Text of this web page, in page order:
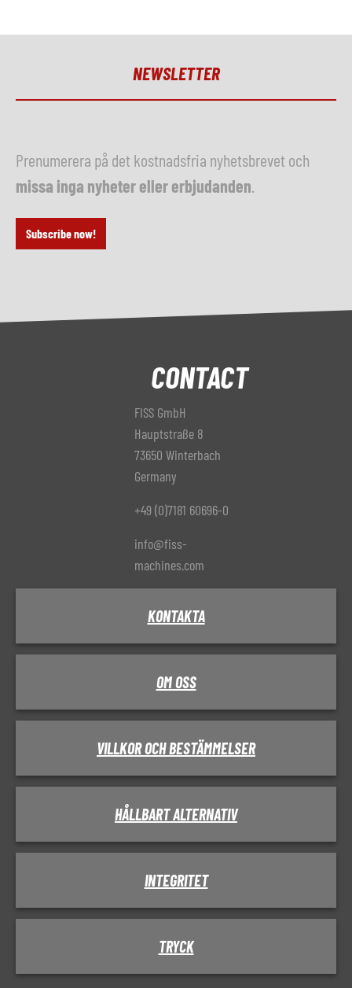
NEWSLETTER
Prenumerera på det kostnadsfria nyhetsbrevet och
missa inga nyheter eller erbjudanden
Subscribe now!
CONTACT
FISS GmbH
Hauptstraße 8
73650 Winterbach
Germany
+49 (0)7181 60696-0
info@fiss-
machines.com
KONTAKTA
OM OSS
VILLKOR OCH BESTÄMMELSER
HÅLLBART ALTERNATIV
INTEGRITET
TRYCK